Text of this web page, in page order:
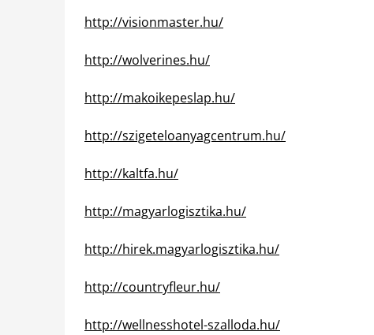
http://visionmaster.hu/
http://wolverines.hu/
http://makoikepeslap.hu/
http://szigeteloanyagcentrum.hu/
http://kaltfa.hu/
http://magyarlogisztika.hu/
http://hirek.magyarlogisztika.hu/
http://countryfleur.hu/
http://wellnesshotel-szalloda.hu/